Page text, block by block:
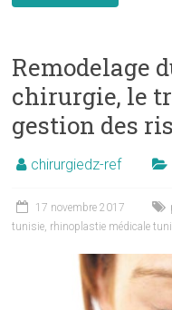
Remodelage
chirurgie, le
gestion des
chirurgiedz-ref
17 novembre 2017
tunisie rhinoplastie médicale